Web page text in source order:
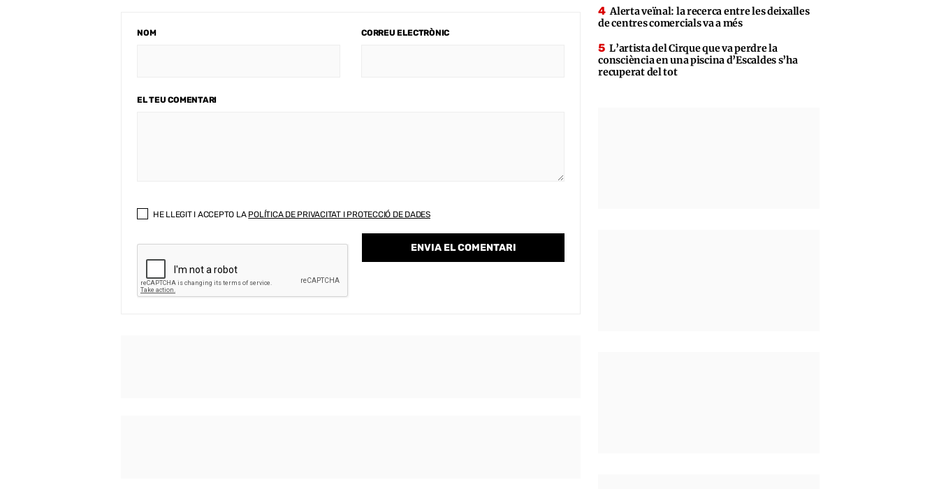
NOM CORREU ELECTRÒNIC
EL TEU COMENTARI
HE LLEGIT I ACCEPTO LA POLÍTICA DE PRIVACITAT I PROTECCIÓ DE DADES
Alerta veïnal: la recerca entre les deixalles
de centres comercials va a més
L’artista del Cirque que va perdre la
consciència en una piscina d’Escaldes s’ha
recuperat del tot